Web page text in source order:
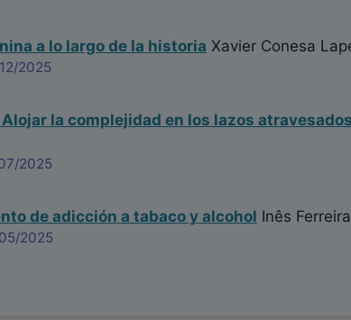
a lo largo de la historia Xavier Conesa
2025
la complejidad en los lazos
2025
de adicción a tabaco y alcohol Inês Ferreira
2025